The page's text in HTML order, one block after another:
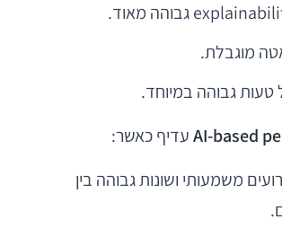
מוגבלת.
גבוהה במיוחד.
AI-basedעדיף כאשר:
משמעותי ושונות גבוהה בין